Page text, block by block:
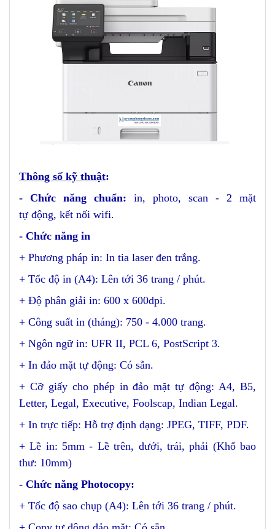
Thông số kỹ thuật:
- Chức năng chuẩn: in, photo, scan - 2 mặt
tự động, kết nối wifi.
- Chức năng in
+ Phương pháp in: In tia laser đen trắng.
+ Tốc độ in (A4): Lên tới 36 trang / phút.
+ Độ phân giải in: 600 x 600dpi.
+ Công suất in (tháng): 750 - 4.000 trang.
+ Ngôn ngữ in: UFR II, PCL 6, PostScript 3.
+ In đảo mặt tự động: Có sẵn.
+ Cỡ giấy cho phép in đảo mặt tự động: A4, B5,
Letter, Legal, Executive, Foolscap, Indian Legal.
+ In trực tiếp: Hỗ trợ định dạng: JPEG, TIFF, PDF.
+ Lề in: 5mm - Lề trên, dưới, trái, phải (Khổ bao
thư: 10mm)
- Chức năng Photocopy:
+ Tốc độ sao chụp (A4): Lên tới 36 trang / phút.